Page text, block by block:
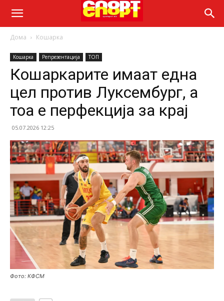
Дома Кошарка
Кошарка Репрезентација ТОП
Кошаркарите имаат една
цел против Луксембург, а
тоа е перфекција за крај
05.07.2026 12:25
Фото: КФСМ